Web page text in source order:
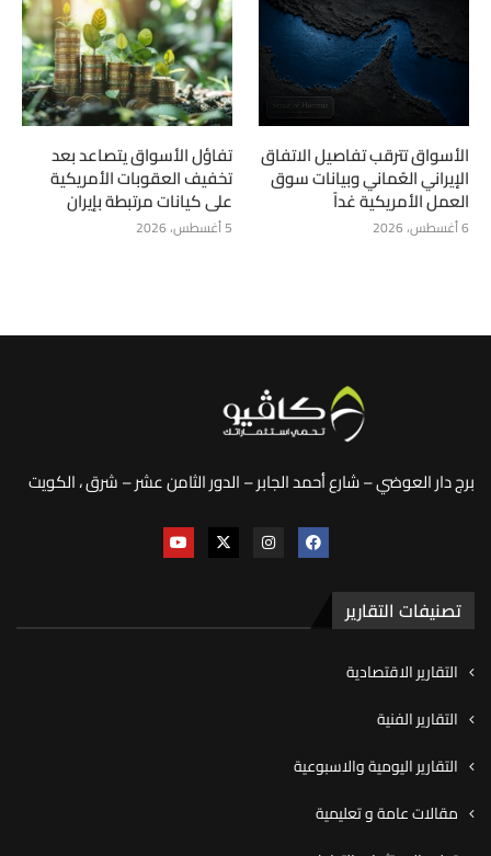
الأسواق تترقب تفاصيل الاتفاق
الإيراني العُماني وبيانات سوق
العمل الأمريكية غداً
6 أغسطس، 2026
تفاؤل الأسواق يتصاعد بعد
تخفيف العقوبات الأمريكية
على كيانات مرتبطة بإيران
5 أغسطس، 2026
برج دار العوضي – شارع أحمد الجابر – الدور الثامن عشر – شرق ، الكويت
تصنيفات التقارير
التقارير الاقتصادية
التقارير الفنية
التقارير اليومية والاسبوعية
مقالات عامة و تعليمية